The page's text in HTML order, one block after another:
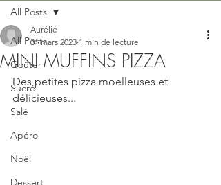
All Posts
Goûter
Sucré
Salé
Apéro
Noël
Dessert
All Posts
MINI MUFFINS PIZZA
Aurélie
31 mars 2023 1 min de lecture
Des petites pizza moelleuses et
délicieuses...